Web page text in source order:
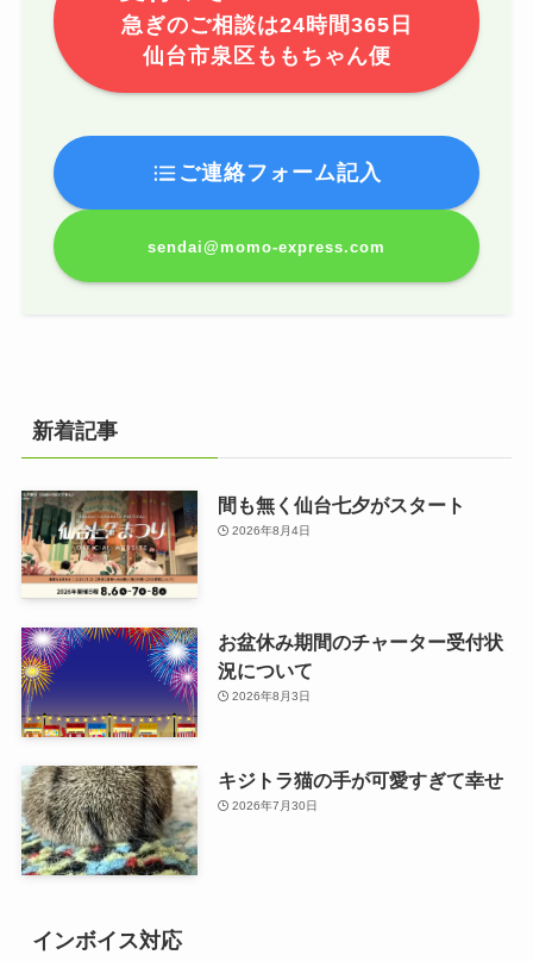
急ぎのご相談は24時間365日
仙台市泉区ももちゃん便
ご連絡フォーム記入
sendai@momo-express.com
新着記事
間も無く仙台七夕がスタート
2026年8月4日
お盆休み期間のチャーター受付状
況について
2026年8月3日
キジトラ猫の手が可愛すぎて幸せ
2026年7月30日
インボイス対応